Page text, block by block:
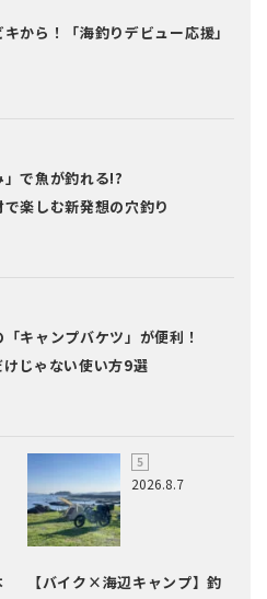
から！「海釣りデビュー応援」
」で魚が釣れる!?
楽しむ新発想の穴釣り
キャンプバケツ」が便利！
じゃない使い方9選
2026.8.7
【バイク×海辺キャンプ】釣